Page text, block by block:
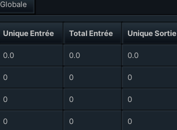
Globale
Unique Entrée Total Entrée Unique Sortie
0.0 0.0 0.0
0 0 0
0 0 0
0 0 0